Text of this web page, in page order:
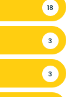
18
3
3